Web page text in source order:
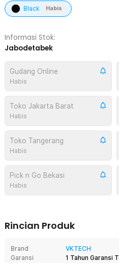
Black Habis
Informasi Stok:
Jabodetabek
Gudang Online
Habis
Toko Jakarta Barat
Habis
Toko Tangerang
Habis
Pick n Go Bekasi
Habis
Rincian Produk
Brand
VKTECH
Garansi
1 Tahun Garansi